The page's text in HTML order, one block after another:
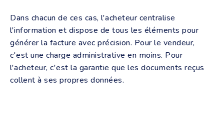
Dans chacun de ces cas, l'acheteur centralise
l'information et dispose de tous les éléments pour
générer la facture avec précision. Pour le vendeur,
c'est une charge administrative en moins. Pour
l'acheteur, c'est la garantie que les documents reçus
collent à ses propres données.